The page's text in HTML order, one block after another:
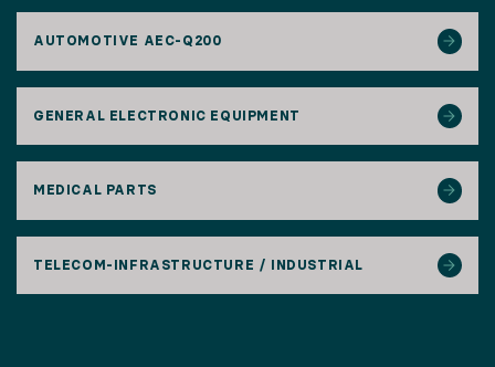
AUTOMOTIVE AEC-Q200
GENERAL ELECTRONIC EQUIPMENT
MEDICAL PARTS
TELECOM-INFRASTRUCTURE / INDUSTRIAL